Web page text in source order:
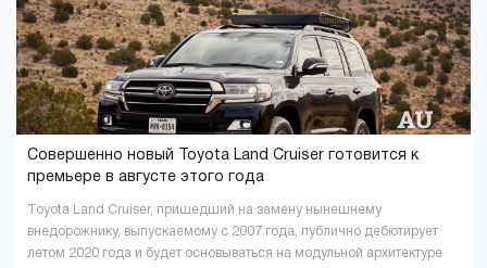
Совершенно новый Toyota Land Cruiser готовится к
премьере в августе этого года
Toyota Land Cruiser, пришедший на замену нынешнему
внедорожнику, выпускаемому с 2007 года, публично дебютирует
летом 2020 года и будет основываться на модульной архитектуре